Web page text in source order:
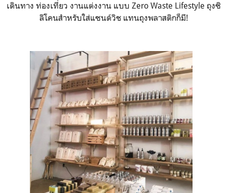
เดินทาง ท่องเที่ยว งานแต่งงาน แบบ Zero Waste Lifestyle ถุงซิ
ลิโคนสำหรับใส่แซนด์วิช แทนถุงพลาสติกก็มี!